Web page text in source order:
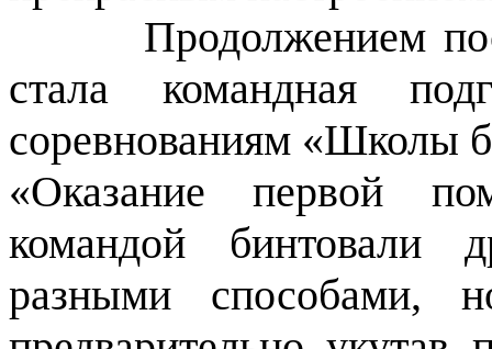
Продолжением
стала командная
соревнованиям «Школы
«Оказание первой
командой бинтовали
разными способами,